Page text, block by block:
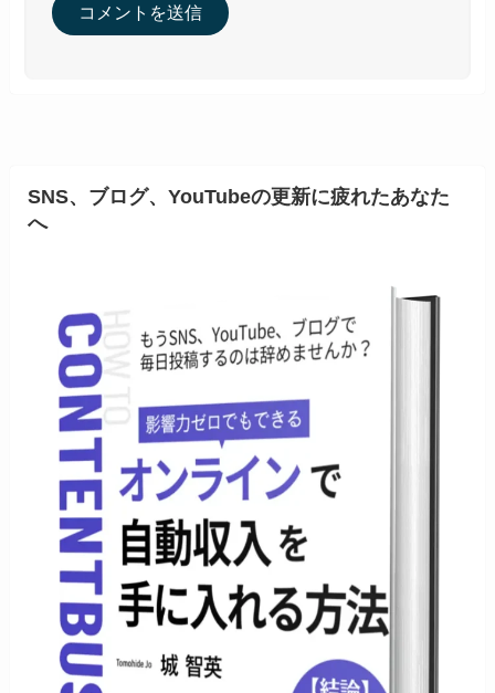
SNS、ブログ、YouTubeの更新に疲れたあなた
へ